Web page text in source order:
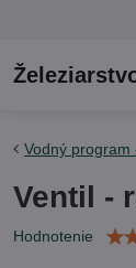
Vodný program
Ventil -
Hodnotenie